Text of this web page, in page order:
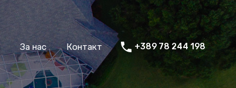
За нас Контакт +389 78 244 198